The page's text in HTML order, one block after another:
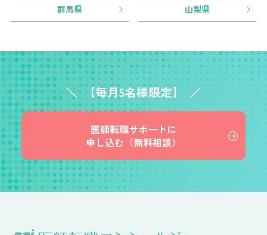
群馬県 山梨県
【毎月5名様限定】
医師転職サポートに
申し込む（無料相談）